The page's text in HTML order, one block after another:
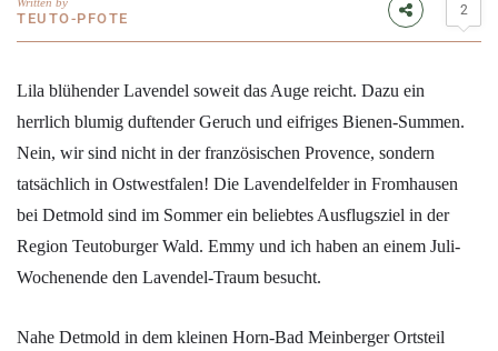
TEUTO-PFOTE 2
Lila blühender Lavendel soweit das Auge reicht. Dazu ein
herrlich blumig duftender Geruch und eifriges Bienen-Summen.
Nein, wir sind nicht in der französischen Provence, sondern
tatsächlich in Ostwestfalen! Die Lavendelfelder in Fromhausen
bei Detmold sind im Sommer ein beliebtes Ausflugsziel in der
Region Teutoburger Wald. Emmy und ich haben an einem Juli-
Wochenende den Lavendel-Traum besucht.
Nahe Detmold in dem kleinen Horn-Bad Meinberger Ortsteil